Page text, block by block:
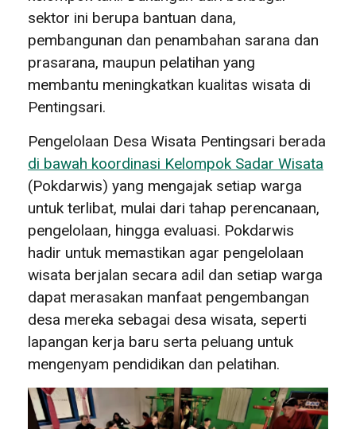
sektor ini berupa bantuan dana,
pembangunan dan penambahan sarana dan
prasarana, maupun pelatihan yang
membantu meningkatkan kualitas wisata di
Pentingsari.
Pengelolaan Desa Wisata Pentingsari berada
di bawah koordinasi Kelompok Sadar Wisata
(Pokdarwis) yang mengajak setiap warga
untuk terlibat, mulai dari tahap perencanaan,
pengelolaan, hingga evaluasi. Pokdarwis
hadir untuk memastikan agar pengelolaan
wisata berjalan secara adil dan setiap warga
dapat merasakan manfaat pengembangan
desa mereka sebagai desa wisata, seperti
lapangan kerja baru serta peluang untuk
mengenyam pendidikan dan pelatihan.